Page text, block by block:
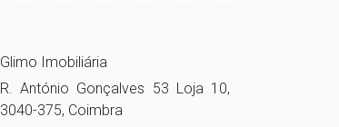
Glimo Imobiliária
R. António Gonçalves 53 Loja 10,
3040-375, Coimbra